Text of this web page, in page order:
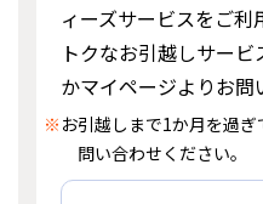
ィーズサービスをご
トクなお引越しサー
かマイページよりお問
※ お引越しまで1か月を過
問い合わせください。